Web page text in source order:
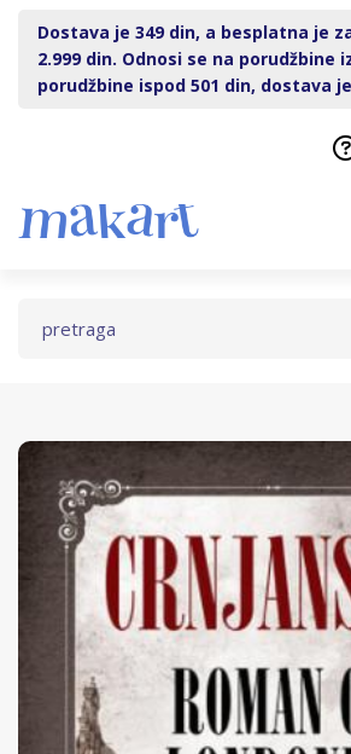
Dostava je 349 din, a besplatna je
2.999 din. Odnosi se na porudžbine
porudžbine ispod 501 din, dostava